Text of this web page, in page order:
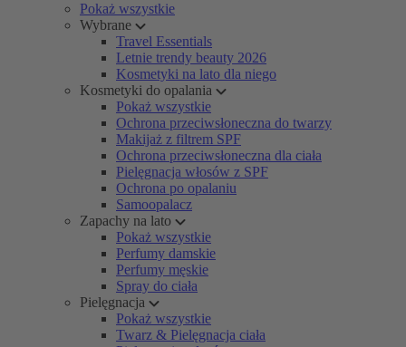
Pokaż wszystkie
Wybrane
Travel Essentials
Letnie trendy beauty 2026
Kosmetyki na lato dla niego
Kosmetyki do opalania
Pokaż wszystkie
Ochrona przeciwsłoneczna do twarzy
Makijaż z filtrem SPF
Ochrona przeciwsłoneczna dla ciała
Pielęgnacja włosów z SPF
Ochrona po opalaniu
Samoopalacz
Zapachy na lato
Pokaż wszystkie
Perfumy damskie
Perfumy męskie
Spray do ciała
Pielęgnacja
Pokaż wszystkie
Twarz & Pielęgnacja ciała